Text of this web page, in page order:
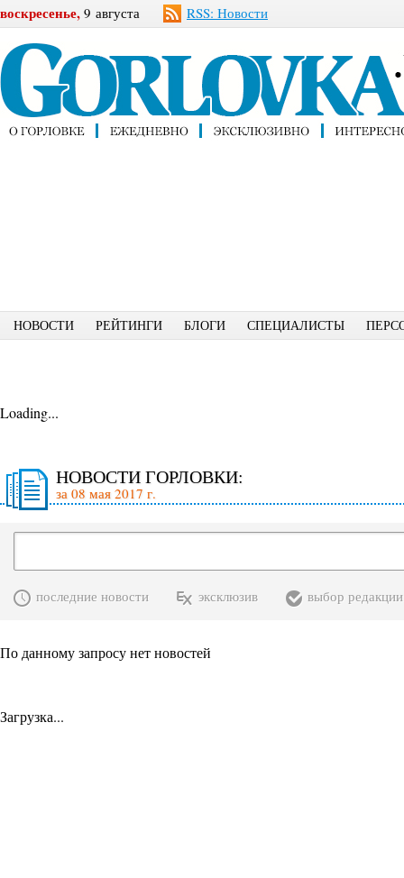
воскресенье, 9 августа RSS: Новости
НОВОСТИ РЕЙТИНГИ БЛОГИ СПЕЦИАЛИСТЫ
Loading...
НОВОСТИ ГОРЛОВКИ:
за 08 мая 2017 г.
последние новости эксклюзив выбор редакции
По данному запросу нет новостей
Загрузка...